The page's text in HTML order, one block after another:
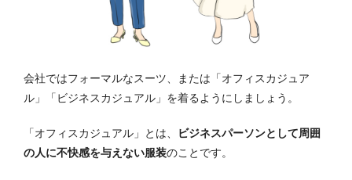
会社ではフォーマルなスーツ、または「オフィスカジュア
ル」「ビジネスカジュアル」を着るようにしましょう。
「オフィスカジュアル」とは、
ビジネスパーソンとして周囲
の人に不快感を与えない服装のことです。